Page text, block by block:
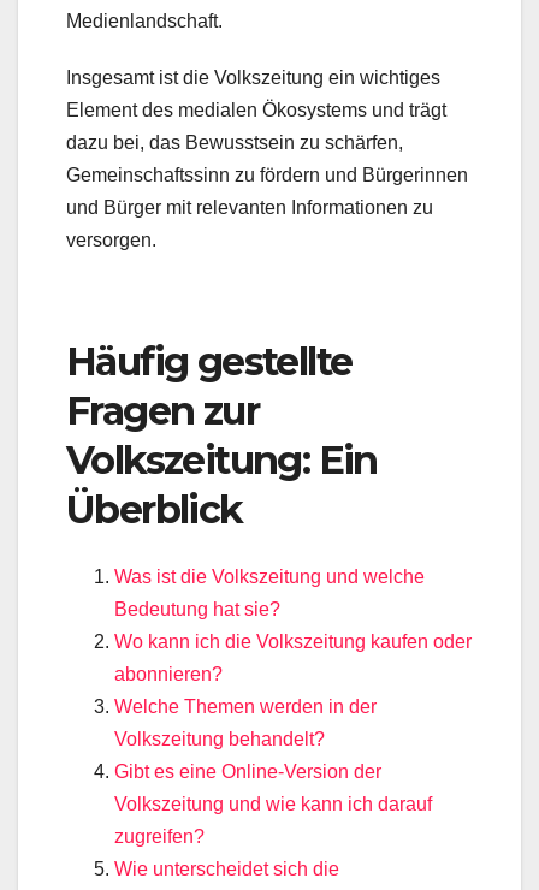
Medienlandschaft.
Insgesamt ist die Volkszeitung ein wichtiges
Element des medialen Ökosystems und trägt
dazu bei, das Bewusstsein zu schärfen,
Gemeinschaftssinn zu fördern und Bürgerinnen
und Bürger mit relevanten Informationen zu
versorgen.
Häufig gestellte
Fragen zur
Volkszeitung: Ein
Überblick
Was ist die Volkszeitung und welche
Bedeutung hat sie?
Wo kann ich die Volkszeitung kaufen oder
abonnieren?
Welche Themen werden in der
Volkszeitung behandelt?
Gibt es eine Online-Version der
Volkszeitung und wie kann ich darauf
zugreifen?
Wie unterscheidet sich die